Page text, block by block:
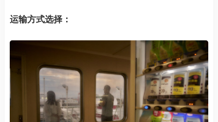
运输方式选择：